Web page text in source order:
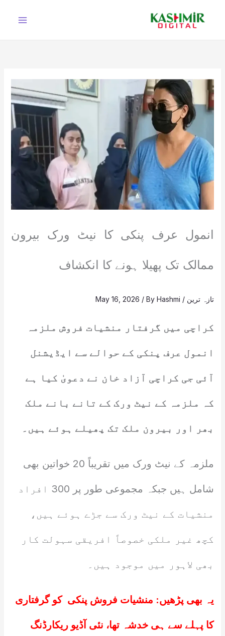
انمول عرف پنکی کا نیٹ ورک بیرون
ممالک تک پھیلا ہونے کا انکشاف
تازہ ترین /
May 16, 2026 / ByHashmi
کراچی میں گرفتار منشیات فروش ملزمہ
انمول عرف پنکی کے حوالے سے ایڈیشنل
آئی جی کراچی آزاد خان نے دعویٰ کیا ہے
کہ ملزمہ کے نیٹ ورک کے تانے بانے ملک
بھر اور بیرون ملک تک پھیلے ہوئے ہیں۔
ملزمہ کے نیٹ ورک میں تقریباً 20 خواتین بھی
شامل ہیں جبکہ مجموعی طور پر 300 افراد
منشیات کے نیٹ ورک سے جڑے ہوئے ہیں،
کچھ غیر ملکی خصوصاً افریقی سہولت کار
بھی لاہور میں موجود ہیں۔
یہ بھی پڑھیں: منشیات فروش پنکی کو گرفتاری
کا پہلے سے ہی خدشہ تھا، نئی آڈیو ریکارڈنگ